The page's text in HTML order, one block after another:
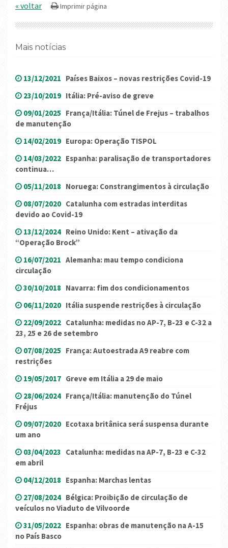
« voltar
Mais notícias
13/12/2021 Países Baixos – novas restrições Covid-19
23/10/2019 Itália: Pré-aviso de greve
09/01/2025 França/Itália: Túnel de Frejus – trabalhos
de manutenção
14/02/2019 Europa: Operação TISPOL
14/03/2022 Espanha: paralisação de transportadores
continua…
05/11/2018 Noruega: Constrangimentos à circulação
08/07/2020 Catalunha com estradas interditas
devido ao Covid-19
13/12/2024 Reino Unido: Kent – ativação da
“Operação Brock”
16/07/2021 Alemanha: mau tempo condiciona
circulação
30/10/2018 Navarra: fim dos condicionamentos
06/11/2020 Itália suspende restrições à circulação
22/09/2022 Catalunha: medidas no AP-7, B-23 e C-32 a
23, 25 e 26 de setembro
07/08/2025 França: Autoestrada A9 reabre com
restrições
19/05/2017 Greve em Itália a 29 de maio
28/06/2024 França/Itália: manutenção do Túnel
Fréjus
09/07/2020 Ecotaxa britânica será suspensa durante
um ano
03/04/2023 Catalunha: medidas na AP-7, B-23 e C-32
em abril
04/12/2018 Espanha: Marchas lentas
27/08/2024 Bélgica: Proibição de circulação de
veículos no Viaduto de Vilvoorde
31/05/2022 Espanha: obras de manutenção na A-15
no País Basco